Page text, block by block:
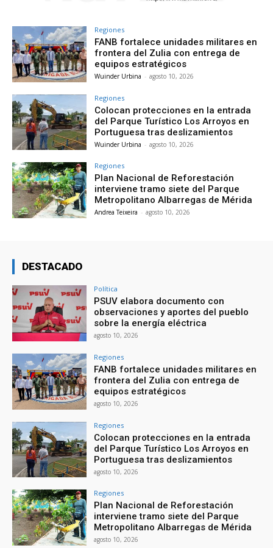
Regiones
FANB fortalece unidades militares en
frontera del Zulia con entrega de
equipos estratégicos
Wuinder Urbina - agosto 10, 2026
Regiones
Colocan protecciones en la entrada
del Parque Turístico Los Arroyos en
Portuguesa tras deslizamientos
Wuinder Urbina - agosto 10, 2026
Regiones
Plan Nacional de Reforestación
interviene tramo siete del Parque
Metropolitano Albarregas de Mérida
Andrea Teixeira - agosto 10, 2026
DESTACADO
Política
PSUV elabora documento con
observaciones y aportes del pueblo
sobre la energía eléctrica
agosto 10, 2026
Regiones
FANB fortalece unidades militares en
frontera del Zulia con entrega de
equipos estratégicos
agosto 10, 2026
Regiones
Colocan protecciones en la entrada
del Parque Turístico Los Arroyos en
Portuguesa tras deslizamientos
agosto 10, 2026
Regiones
Plan Nacional de Reforestación
interviene tramo siete del Parque
Metropolitano Albarregas de Mérida
agosto 10, 2026